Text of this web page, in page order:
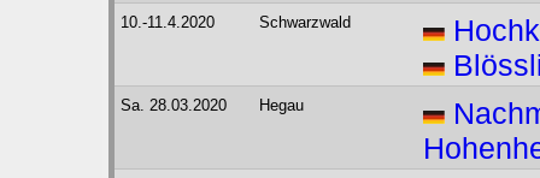
10.-11.4.2020 Schwarzwald
Sa. 28.03.2020 Hegau